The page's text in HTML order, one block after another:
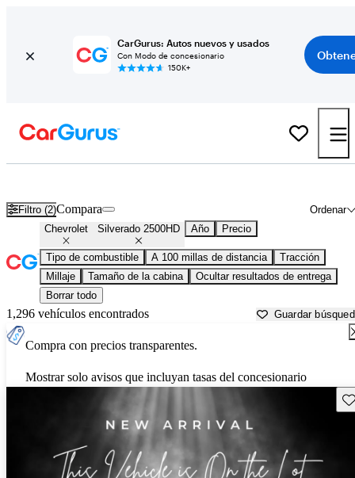
CarGurus: Autos nuevos y usados
Con Modo de concesionario
150K+
Filtro (2) Ordenar
Compara
Chevrolet Silverado 2500HD Año Precio
Tipo de combustible A 100 millas de distancia
Tracción
Millaje
Tamaño de la cabina
Ocultar resultados de entrega
Borrar todo
1,296 vehículos encontrados Guardar
Compra con precios transparentes.
Mostrar solo avisos que incluyan tasas del concesionario